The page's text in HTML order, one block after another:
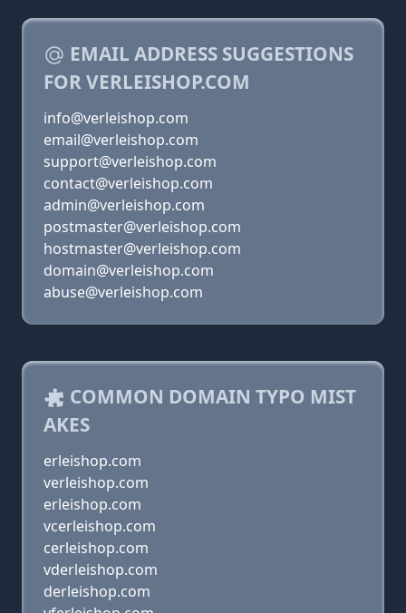
EMAIL ADDRESS SUGGESTIONS
FOR VERLEISHOP.COM
info@verleishop.com
email@verleishop.com
support@verleishop.com
contact@verleishop.com
admin@verleishop.com
postmaster@verleishop.com
hostmaster@verleishop.com
domain@verleishop.com
abuse@verleishop.com
COMMON DOMAIN TYPO MIST
AKES
erleishop.com
verleishop.com
erleishop.com
vcerleishop.com
cerleishop.com
vderleishop.com
derleishop.com